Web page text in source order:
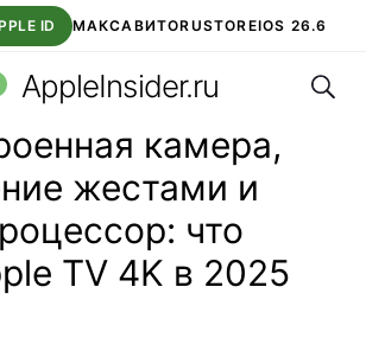
ID МАКСАВИТОRUSTOREIOS 26.6
ВТБ ОНЛАЙН ЧАТ В ROBLOX
AppleInsider.ru
камера,
жестами и
что
TV 4K в 2025